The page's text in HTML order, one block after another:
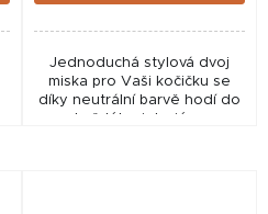
Jednoduchá stylová dvoj
miska pro Vaši kočičku se
díky neutrální barvě hodí do